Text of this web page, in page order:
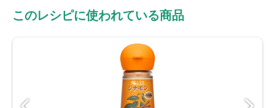
このレシピに使われている商品